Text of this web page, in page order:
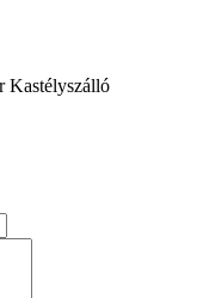
Kastélyszálló